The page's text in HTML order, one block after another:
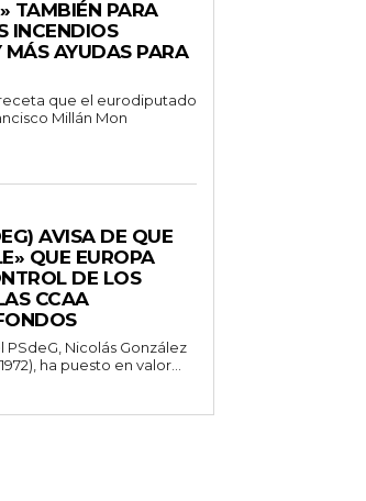
TAMBIÉN PARA
INCENDIOS
MÁS AYUDAS PARA
receta que el eurodiputado
Millán Mon
AVISA DE QUE
QUE EUROPA
DE LOS
CCAA
Nicolás González
ha puesto en valor...